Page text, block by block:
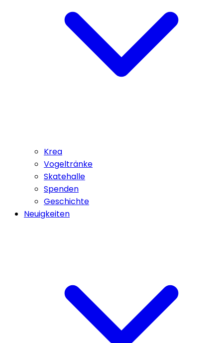
Krea
Vogeltränke
Skatehalle
Spenden
Geschichte
Neuigkeiten